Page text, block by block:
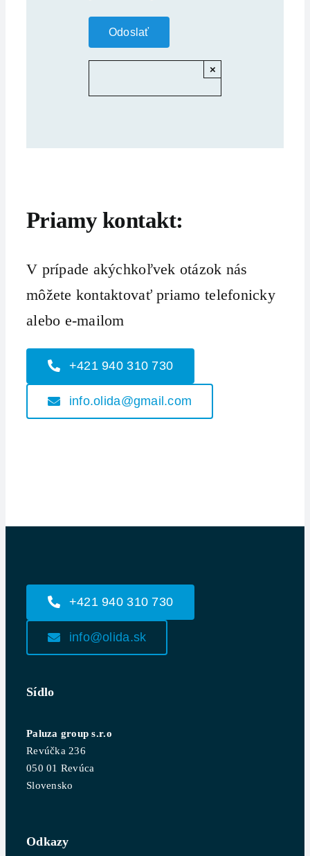
×
Priamy kontakt:
V prípade akýchkoľvek otázok nás
môžete kontaktovať priamo telefonicky
alebo e-mailom
+421 940 310 730
info.olida@gmail.com
+421 940 310 730
info@olida.sk
Sídlo
Paluza group s.r.o
Revúčka 236
050 01 Revúca
Slovensko
Odkazy